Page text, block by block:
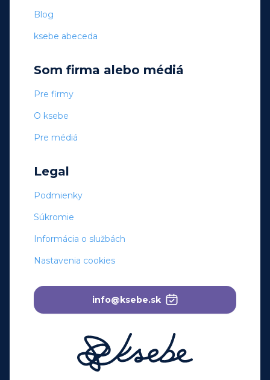
Blog
ksebe abeceda
Som firma alebo médiá
Pre firmy
O ksebe
Pre médiá
Legal
Podmienky
Súkromie
Informácia o službách
Nastavenia cookies
info@ksebe.sk